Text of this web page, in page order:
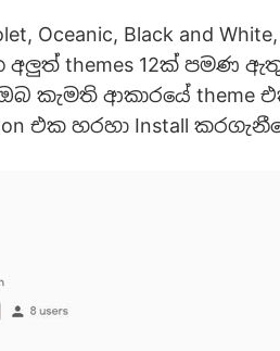
Oceanic, Black and
themes 12ක් පමණ
කැමති ආකාරයේ theme
එක හරහා Install